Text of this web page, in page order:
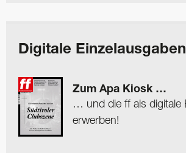
Digitale Einzelausgaben
Zum Apa Kiosk …
… und die ff als digitale
erwerben!